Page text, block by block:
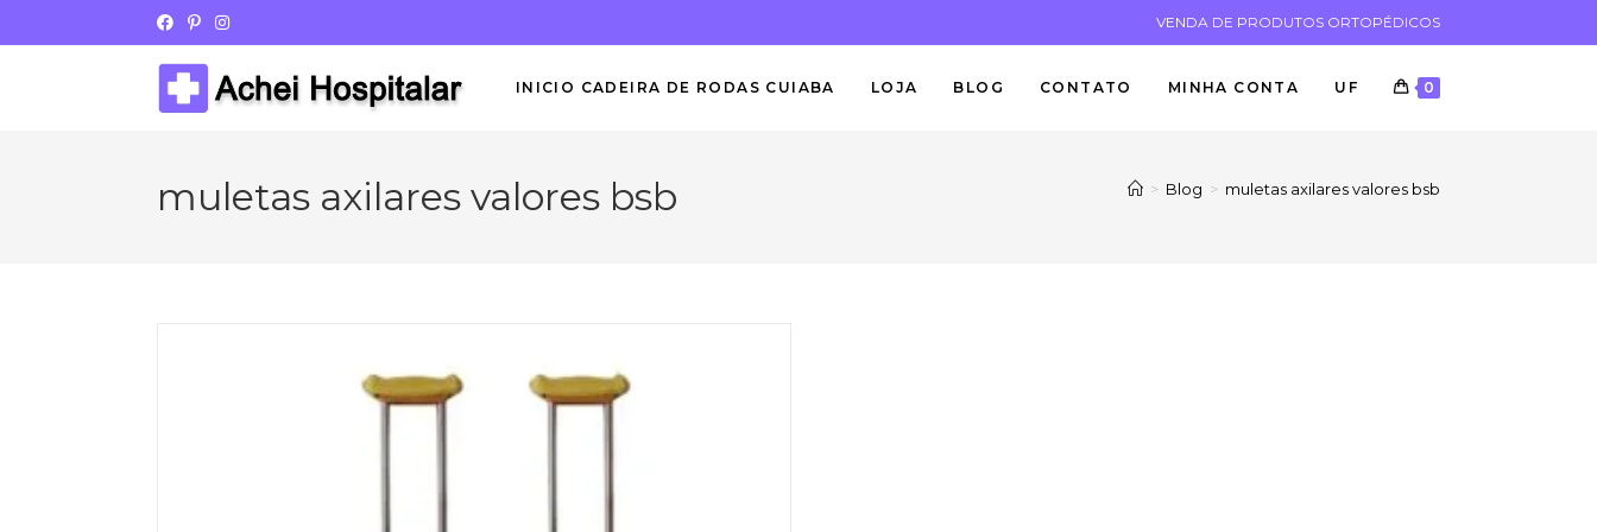
VENDA DE PRODUTOS ORTOPÉDICOS
INICIO CADEIRA DE RODAS CUIABA LOJA BLOG CONTATO MINHA CONTA UF 0
muletas axilares valores bsb > Blog > muletas axilares valores bsb